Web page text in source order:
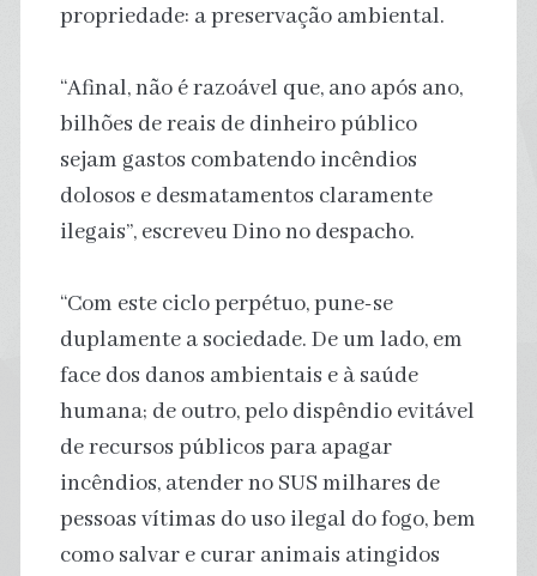
propriedade: a preservação ambiental.
“Afinal, não é razoável que, ano após ano,
bilhões de reais de dinheiro público
sejam gastos combatendo incêndios
dolosos e desmatamentos claramente
ilegais”, escreveu Dino no despacho.
“Com este ciclo perpétuo, pune-se
duplamente a sociedade. De um lado, em
face dos danos ambientais e à saúde
humana; de outro, pelo dispêndio evitável
de recursos públicos para apagar
incêndios, atender no SUS milhares de
pessoas vítimas do uso ilegal do fogo, bem
como salvar e curar animais atingidos